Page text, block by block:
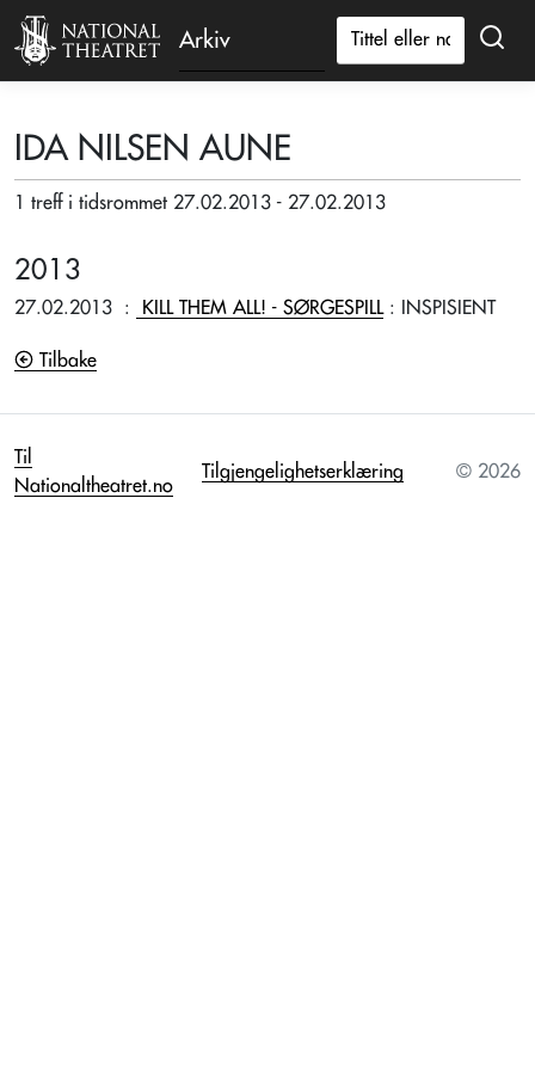
Arkiv
IDA NILSEN AUNE
1 treff i tidsrommet 27.02.2013 - 27.02.2013
2013
27.02.2013 : KILL THEM ALL! - SØRGESPILL: INSPISIENT
Tilbake
Til
Nationaltheatret.no
Tilgjengelighetserklæring © 2026